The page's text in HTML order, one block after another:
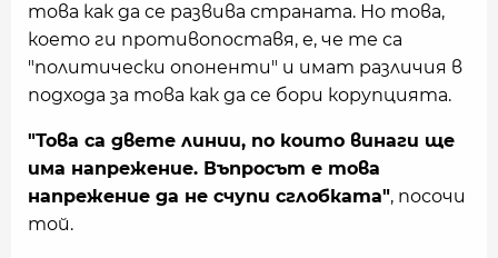
това как да се развива страната. Но това,
което ги противопоставя, е, че те са
"политически опоненти" и имат различия в
подхода за това как да се бори корупцията.
"Това са двете линии, по които винаги ще
има напрежение. Въпросът е това
напрежение да не счупи сглобката", посочи
той.